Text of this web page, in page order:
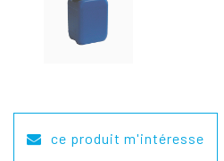
ce produit m'intéresse